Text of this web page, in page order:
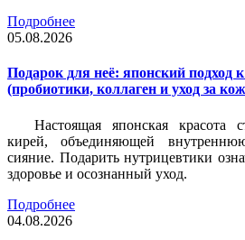
Подробнее
05.08.2026
Подарок для неё: японский подход
(пробиотики, коллаген и уход за
Настоящая японская красота
кирей, объединяющей
сияние. Подарить нутрицевтики
здоровье и осознанный уход.
Подробнее
04.08.2026